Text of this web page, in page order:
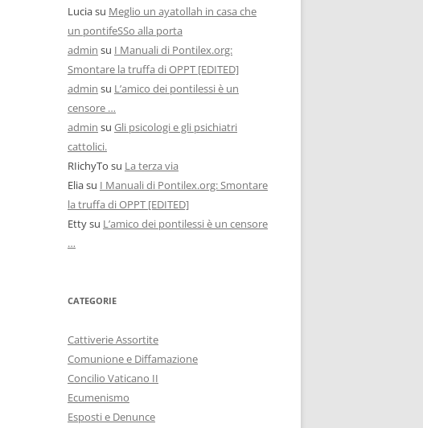
Luciasu Meglio un ayatollah in casa che
un pontifeSSo alla porta
admin su I Manuali di Pontilex.org:
Smontare la truffa di OPPT [EDITED]
admin su L’amico dei pontilessi è un
censore …
admin su Gli psicologi e gli psichiatri
cattolici.
RIichyTo su La terza via
Eliasu I Manuali di Pontilex.org: Smontare
la truffa di OPPT [EDITED]
Ettysu L’amico dei pontilessi è un censore
…
CATEGORIE
Cattiverie Assortite
Comunione e Diffamazione
Concilio Vaticano II
Ecumenismo
Esposti e Denunce